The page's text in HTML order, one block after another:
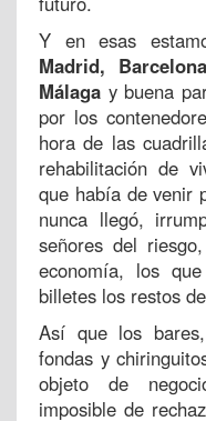
Y en esas
Madrid,
Málaga y buena
por los
hora de las
rehabilitación de
que había de venir
nunca llegó,
señores del
economía, los
billetes los restos
Así que los
fondas y
objeto de
imposible de